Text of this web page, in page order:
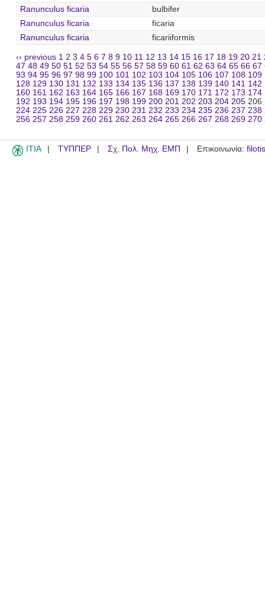
Ranunculus ficaria
bulbifer
Ranunculus ficaria
ficaria
Ranunculus ficaria
ficariiformis
‹‹ previous 1 2 3 4 5 6 7 8 9 10 11 12 13 14 15 16 17 18 19 20 21
47 48 49 50 51 52 53 54 55 56 57 58 59 60 61 62 63 64 65 66 67
93 94 95 96 97 98 99 100 101 102 103 104 105 106 107 108 109
128 129 130 131 132 133 134 135 136 137 138 139 140 141 142
160 161 162 163 164 165 166 167 168 169 170 171 172 173 174
192 193 194 195 196 197 198 199 200 201 202 203 204 205 206
224 225 226 227 228 229 230 231 232 233 234 235 236 237 238
256 257 258 259 260 261 262 263 264 265 266 267 268 269 270
ITIA ΤΥΠΠΕΡ Σχ. Πολ. Μηχ. ΕΜΠ Επικοινωνία: